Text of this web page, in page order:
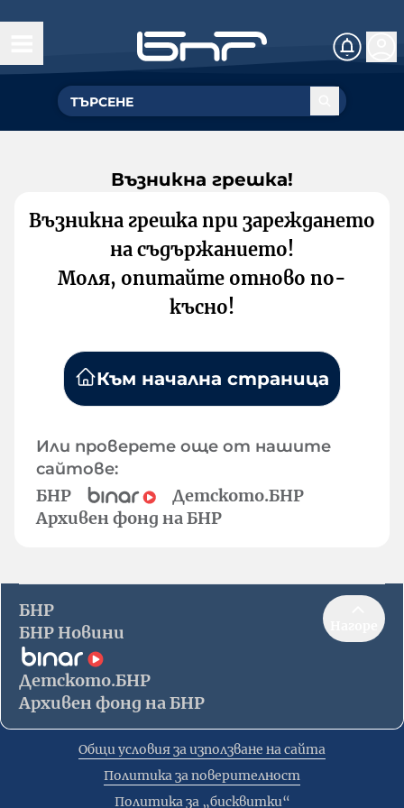
Възникна грешка!
Възникна грешка при зареждането
на съдържанието!
Моля, опитайте отново по-
късно!
Към начална страница
Или проверете още от нашите
сайтове:
БНР
Детското.БНР
Архивен фонд на БНР
БНР
БНР Новини
Детското.БНР
Архивен фонд на БНР
Общи условия за използване на сайта
Политика за поверителност
Политика за „бисквитки“